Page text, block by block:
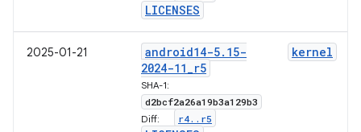
LICENSES
2025-01-21 android14-5. 15-
2024-11_r5
SHA-1:
d2bcf2a26a19b3a129b3
Diff: r4. . r5
kernel